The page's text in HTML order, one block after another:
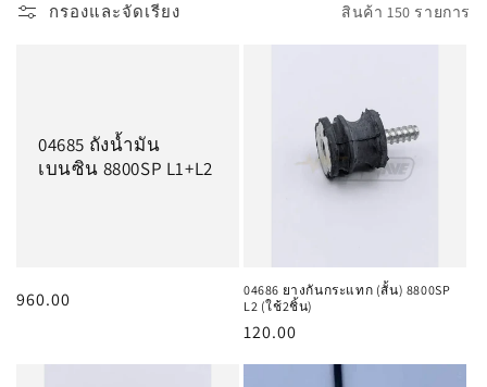
ชั
กรองและจัดเรียง สินค้า 150 รายการ
04685 ถังน้ำมัน
เบนซิน 8800SP L1+L2
ราคา
960.00
04686 ยางกันกระแทก (สั้น) 8800SP
L2 (ใช้2ชิ้น)
ราคา
120.00